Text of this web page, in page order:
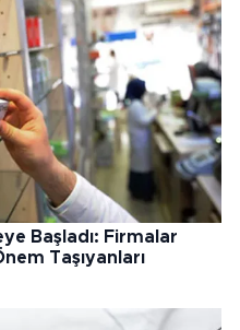
Başladı: Firmalar
Taşıyanları